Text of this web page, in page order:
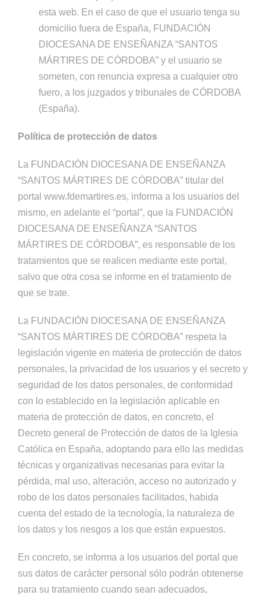
esta web. En el caso de que el usuario tenga su
domicilio fuera de España, FUNDACIÓN
DIOCESANA DE ENSEÑANZA “SANTOS
MÁRTIRES DE CÓRDOBA” y el usuario se
someten, con renuncia expresa a cualquier otro
fuero, a los juzgados y tribunales de CÓRDOBA
(España).
Política de protección de datos
La FUNDACIÓN DIOCESANA DE ENSEÑANZA
“SANTOS MÁRTIRES DE CÓRDOBA” titular del
portal www.fdemartires.es, informa a los usuarios del
mismo, en adelante el “portal”, que la FUNDACIÓN
DIOCESANA DE ENSEÑANZA “SANTOS
MÁRTIRES DE CÓRDOBA”, es responsable de los
tratamientos que se realicen mediante este portal,
salvo que otra cosa se informe en el tratamiento de
que se trate.
La FUNDACIÓN DIOCESANA DE ENSEÑANZA
“SANTOS MÁRTIRES DE CÓRDOBA” respeta la
legislación vigente en materia de protección de datos
personales, la privacidad de los usuarios y el secreto y
seguridad de los datos personales, de conformidad
con lo establecido en la legislación aplicable en
materia de protección de datos, en concreto, el
Decreto general de Protección de datos de la Iglesia
Católica en España, adoptando para ello las medidas
técnicas y organizativas necesarias para evitar la
pérdida, mal uso, alteración, acceso no autorizado y
robo de los datos personales facilitados, habida
cuenta del estado de la tecnología, la naturaleza de
los datos y los riesgos a los que están expuestos.
En concreto, se informa a los usuarios del portal que
sus datos de carácter personal sólo podrán obtenerse
para su tratamiento cuando sean adecuados,